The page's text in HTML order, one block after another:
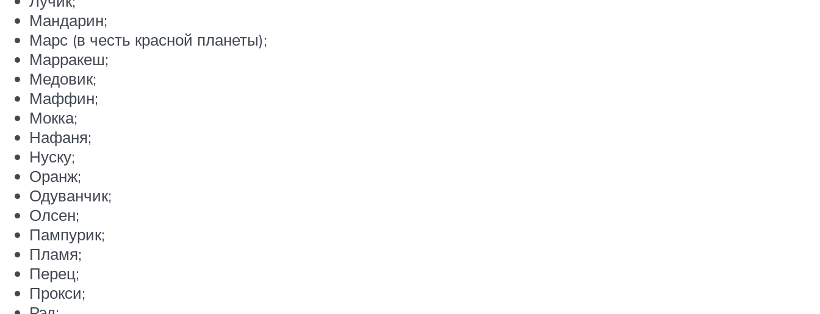
Мандарин;
Марс (в честь красной планеты);
Марракеш;
Медовик;
Маффин;
Мокка;
Нафаня;
Нуску;
Оранж;
Одуванчик;
Олсен;
Пампурик;
Пламя;
Перец;
Прокси;